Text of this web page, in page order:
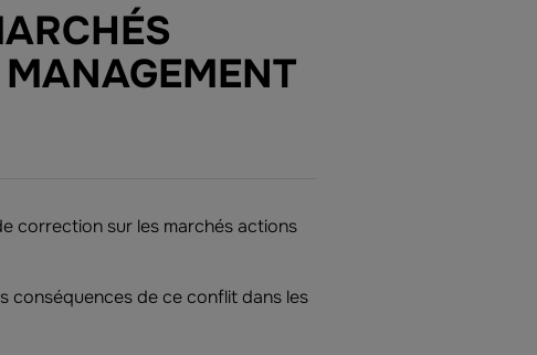
correction sur les marchés actions
conséquences de ce conflit dans les